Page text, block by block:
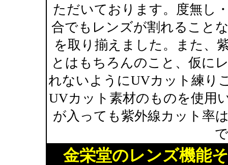
ただいております。度無し
合でもレンズが割れること
を取り揃えました。また、
とはもちろんのこと、仮に
れないようにUVカット練り
UVカット素材のものを使用
が入っても紫外線カット率
金栄堂のレンズ機能